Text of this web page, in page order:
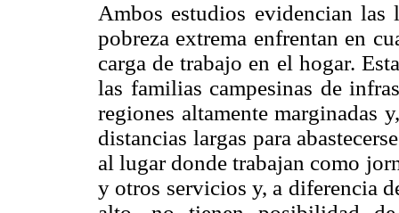
Ambos estudios evidencian
pobreza extrema enfrentan en
carga de trabajo en el hogar.
las familias campesinas de
regiones altamente marginadas
distancias largas para
al lugar donde trabajan como
y otros servicios y, a diferencia